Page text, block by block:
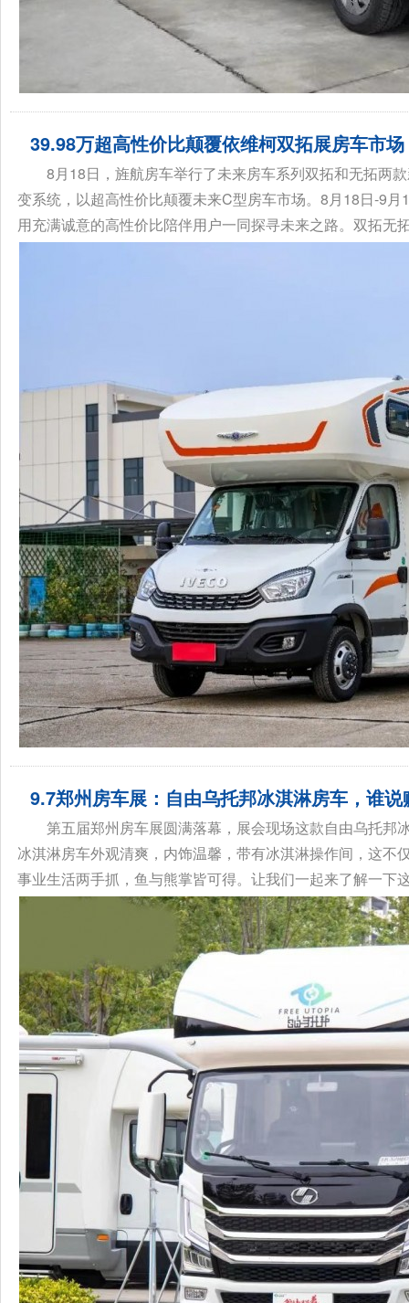
39.98万超高性价比颠覆依维柯双拓展房车市
8月18日，旌航房车举行了未来房车系列双拓和无拓两
变系统，以超高性价比颠覆未来C型房车市场。8月18日-9
用充满诚意的高性价比陪伴用户一同探寻未来之路。双拓无
9.7郑州房车展：自由乌托邦冰淇淋房车，谁
第五届郑州房车展圆满落幕，展会现场这款自由乌托
冰淇淋房车外观清爽，内饰温馨，带有冰淇淋操作间，这
事业生活两手抓，鱼与熊掌皆可得。让我们一起来了解一下